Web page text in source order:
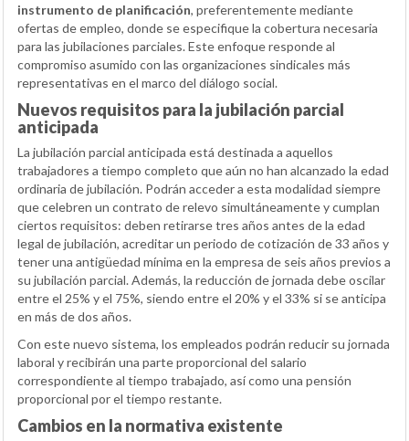
instrumento de planificación, preferentemente mediante
ofertas de empleo, donde se especifique la cobertura necesaria
para las jubilaciones parciales. Este enfoque responde al
compromiso asumido con las organizaciones sindicales más
representativas en el marco del diálogo social.
Nuevos requisitos para la jubilación parcial
anticipada
La jubilación parcial anticipada está destinada a aquellos
trabajadores a tiempo completo que aún no han alcanzado la edad
ordinaria de jubilación. Podrán acceder a esta modalidad siempre
que celebren un contrato de relevo simultáneamente y cumplan
ciertos requisitos: deben retirarse tres años antes de la edad
legal de jubilación, acreditar un periodo de cotización de 33 años y
tener una antigüedad mínima en la empresa de seis años previos a
su jubilación parcial. Además, la reducción de jornada debe oscilar
entre el 25% y el 75%, siendo entre el 20% y el 33% si se anticipa
en más de dos años.
Con este nuevo sistema, los empleados podrán reducir su jornada
laboral y recibirán una parte proporcional del salario
correspondiente al tiempo trabajado, así como una pensión
proporcional por el tiempo restante.
Cambios en la normativa existente